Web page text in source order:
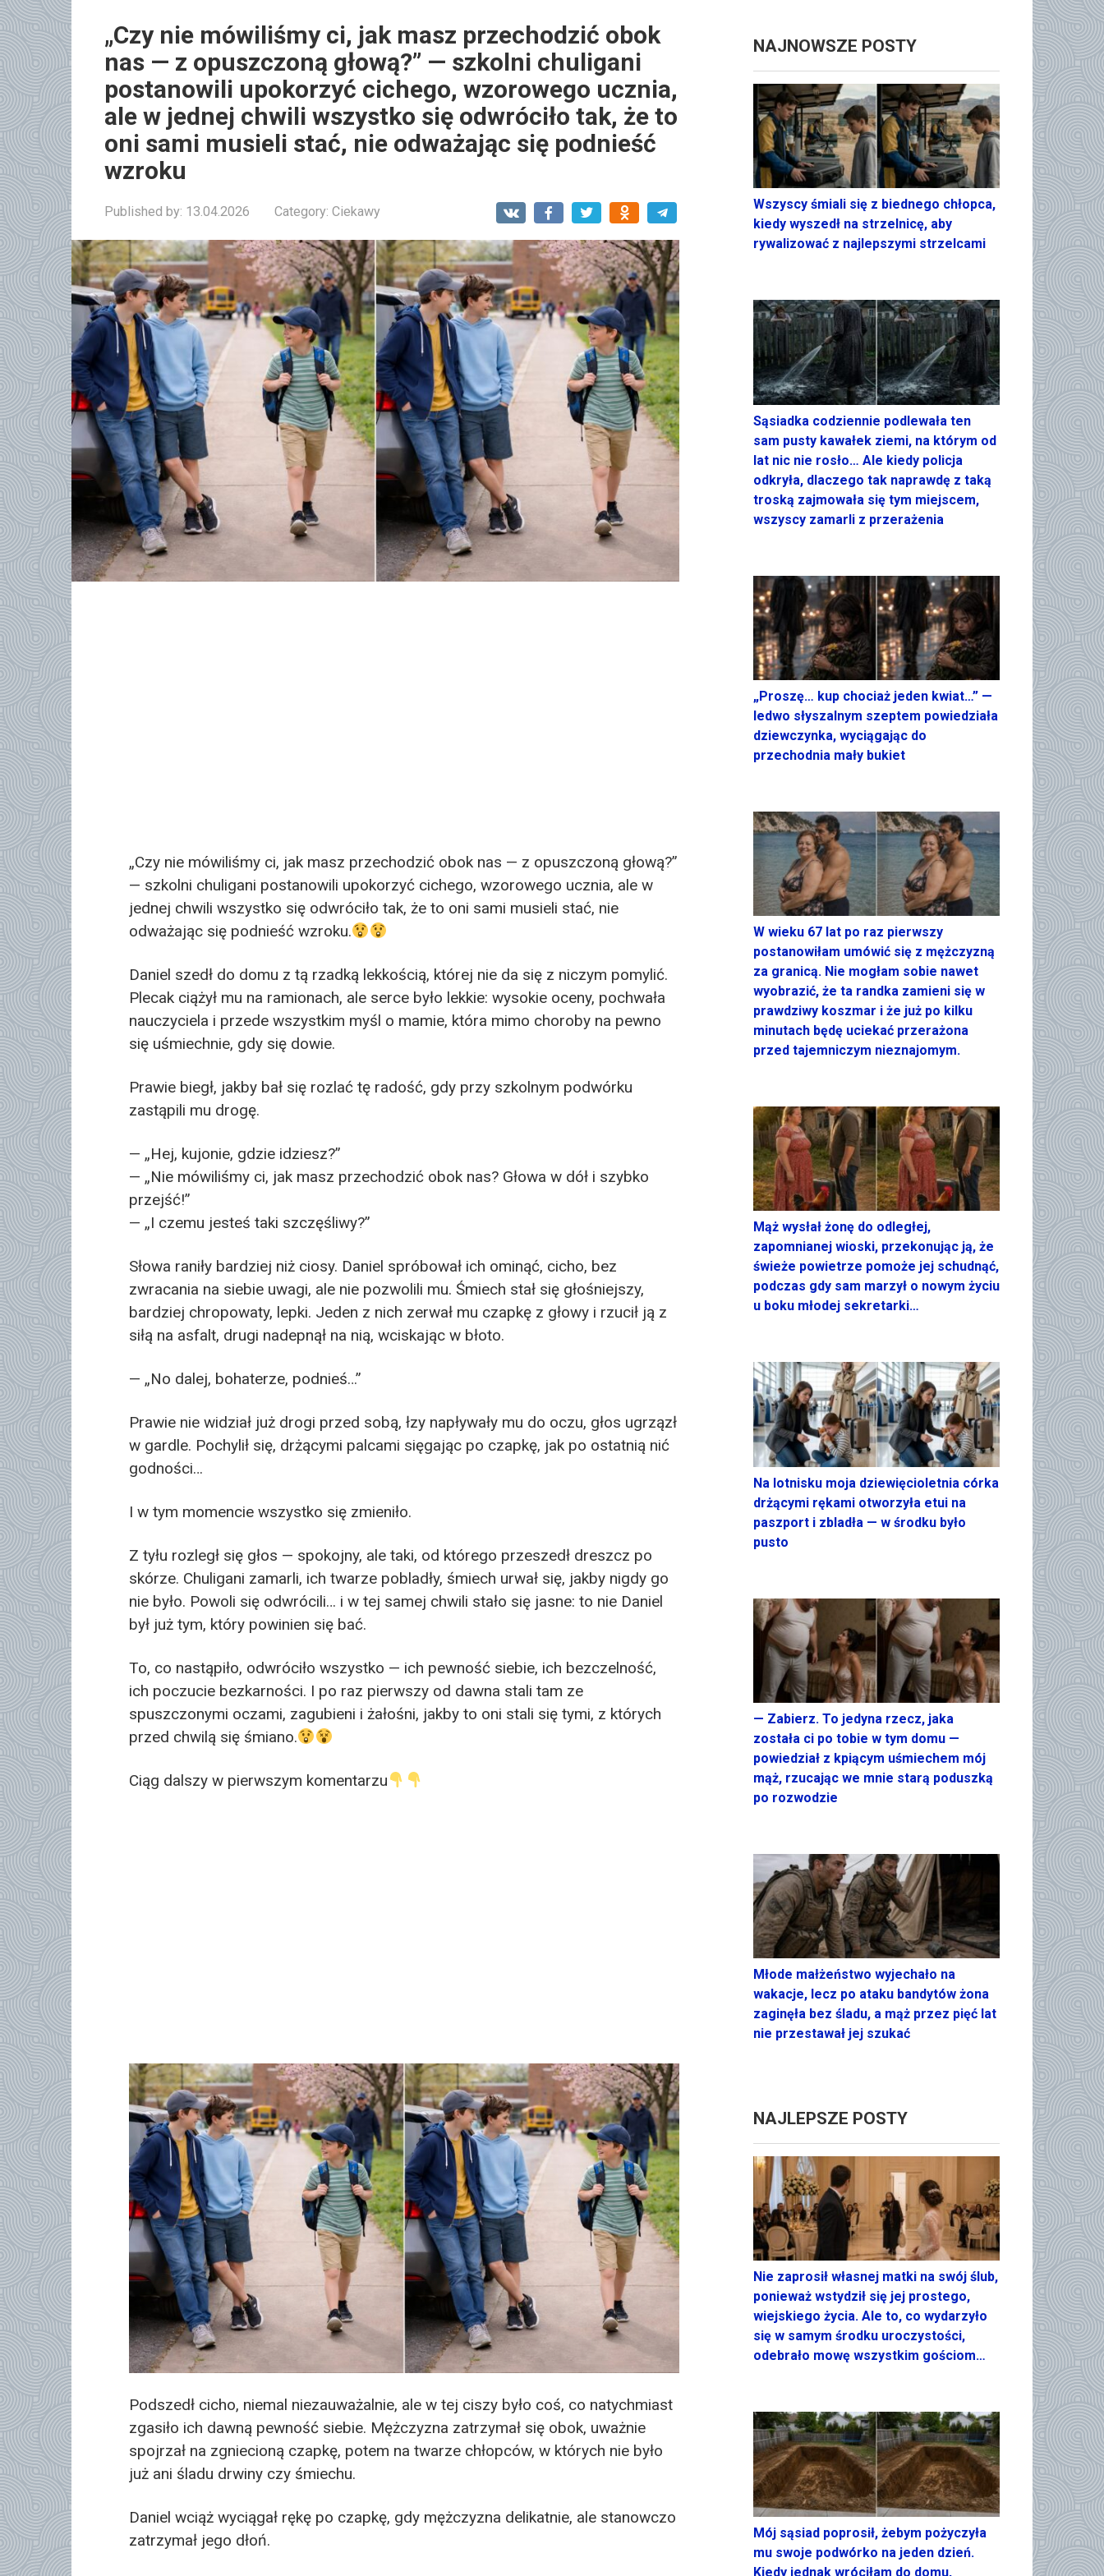
„Czy nie mówiliśmy ci, jak masz przechodzić obok
nas — z opuszczoną głową?” — szkolni chuligani
postanowili upokorzyć cichego, wzorowego ucznia,
ale w jednej chwili wszystko się odwróciło tak, że to
oni sami musieli stać, nie odważając się podnieść
wzroku
Published by: 13.04.2026 Category: Ciekawy
„Czy nie mówiliśmy ci, jak masz przechodzić obok nas — z opuszczoną głową?”
— szkolni chuligani postanowili upokorzyć cichego, wzorowego ucznia, ale w
jednej chwili wszystko się odwróciło tak, że to oni sami musieli stać, nie
odważając się podnieść wzroku.
Daniel szedł do domu z tą rzadką lekkością, której nie da się z niczym pomylić.
Plecak ciążył mu na ramionach, ale serce było lekkie: wysokie oceny, pochwała
nauczyciela i przede wszystkim myśl o mamie, która mimo choroby na pewno
się uśmiechnie, gdy się dowie.
Prawie biegł, jakby bał się rozlać tę radość, gdy przy szkolnym podwórku
zastąpili mu drogę.
— „Hej, kujonie, gdzie idziesz?”
— „Nie mówiliśmy ci, jak masz przechodzić obok nas? Głowa w dół i szybko
przejść!”
— „I czemu jesteś taki szczęśliwy?”
Słowa raniły bardziej niż ciosy. Daniel spróbował ich ominąć, cicho, bez
zwracania na siebie uwagi, ale nie pozwolili mu. Śmiech stał się głośniejszy,
bardziej chropowaty, lepki. Jeden z nich zerwał mu czapkę z głowy i rzucił ją z
siłą na asfalt, drugi nadepnął na nią, wciskając w błoto.
— „No dalej, bohaterze, podnieś…”
Prawie nie widział już drogi przed sobą, łzy napływały mu do oczu, głos ugrzązł
w gardle. Pochylił się, drżącymi palcami sięgając po czapkę, jak po ostatnią nić
godności…
I w tym momencie wszystko się zmieniło.
Z tyłu rozległ się głos — spokojny, ale taki, od którego przeszedł dreszcz po
skórze. Chuligani zamarli, ich twarze pobladły, śmiech urwał się, jakby nigdy go
nie było. Powoli się odwrócili… i w tej samej chwili stało się jasne: to nie Daniel
był już tym, który powinien się bać.
To, co nastąpiło, odwróciło wszystko — ich pewność siebie, ich bezczelność,
ich poczucie bezkarności. I po raz pierwszy od dawna stali tam ze
spuszczonymi oczami, zagubieni i żałośni, jakby to oni stali się tymi, z których
przed chwilą się śmiano.
Ciąg dalszy w pierwszym komentarzu
Podszedł cicho, niemal niezauważalnie, ale w tej ciszy było coś, co natychmiast
zgasiło ich dawną pewność siebie. Mężczyzna zatrzymał się obok, uważnie
spojrzał na zgniecioną czapkę, potem na twarze chłopców, w których nie było
już ani śladu drwiny czy śmiechu.
Daniel wciąż wyciągał rękę po czapkę, gdy mężczyzna delikatnie, ale stanowczo
zatrzymał jego dłoń.
NAJNOWSZE POSTY
Wszyscy śmiali się z biednego chłopca,
kiedy wyszedł na strzelnicę, aby
rywalizować z najlepszymi strzelcami
Sąsiadka codziennie podlewała ten
sam pusty kawałek ziemi, na którym od
lat nic nie rosło… Ale kiedy policja
odkryła, dlaczego tak naprawdę z taką
troską zajmowała się tym miejscem,
wszyscy zamarli z przerażenia
„Proszę… kup chociaż jeden kwiat…” —
ledwo słyszalnym szeptem powiedziała
dziewczynka, wyciągając do
przechodnia mały bukiet
W wieku 67 lat po raz pierwszy
postanowiłam umówić się z mężczyzną
za granicą. Nie mogłam sobie nawet
wyobrazić, że ta randka zamieni się w
prawdziwy koszmar i że już po kilku
minutach będę uciekać przerażona
przed tajemniczym nieznajomym.
Mąż wysłał żonę do odległej,
zapomnianej wioski, przekonując ją, że
świeże powietrze pomoże jej schudnąć,
podczas gdy sam marzył o nowym życiu
u boku młodej sekretarki…
Na lotnisku moja dziewięcioletnia córka
drżącymi rękami otworzyła etui na
paszport i zbladła — w środku było
pusto
— Zabierz. To jedyna rzecz, jaka
została ci po tobie w tym domu —
powiedział z kpiącym uśmiechem mój
mąż, rzucając we mnie starą poduszką
po rozwodzie
Młode małżeństwo wyjechało na
wakacje, lecz po ataku bandytów żona
zaginęła bez śladu, a mąż przez pięć lat
nie przestawał jej szukać
NAJLEPSZE POSTY
Nie zaprosił własnej matki na swój ślub,
ponieważ wstydził się jej prostego,
wiejskiego życia. Ale to, co wydarzyło
się w samym środku uroczystości,
odebrało mowę wszystkim gościom…
Mój sąsiad poprosił, żebym pożyczyła
mu swoje podwórko na jeden dzień.
Kiedy jednak wróciłam do domu,